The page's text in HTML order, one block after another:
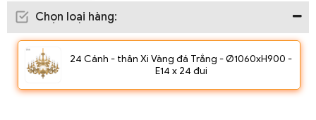
Chọn loại hàng:
24 Cánh - thân Xi Vàng đá Trắng - Ø1060xH900 -
E14 x 24 đui